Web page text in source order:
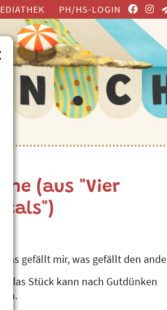
PH/HS-LOGIN
(aus "Vier
gefällt mir, was gefällt den
das Stück kann nach Gutdünken